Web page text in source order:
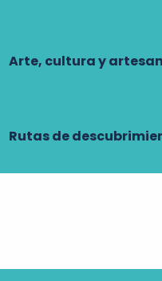
Arte, cultura y
Rutas de